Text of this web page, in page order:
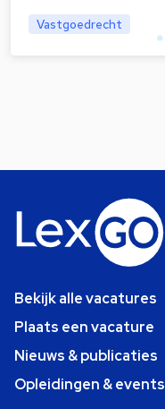
Vastgoedrecht
Bekijk alle vacatures
Plaats een vacature
Nieuws & publicaties
Opleidingen & events